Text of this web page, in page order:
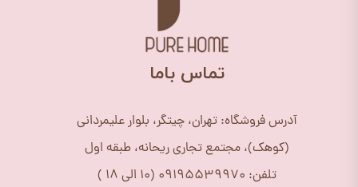
​تماس باما
آدرس فروشگاه: تهران، چیتگر، بلوار علیمردانی
(کوهک)، مجتمع تجاری ریحانه، طبقه اول
تلفن: 09195539970 (10 الی 18 )